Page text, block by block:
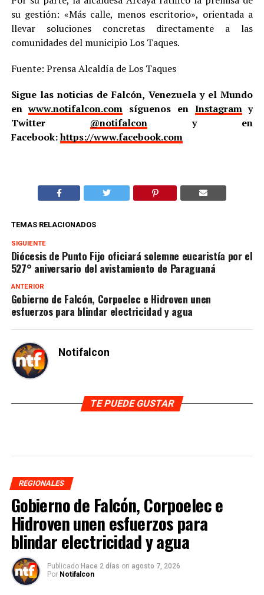
su gestión: «Más calle, menos escritorio», orientada a
llevar soluciones concretas directamente a las
comunidades del municipio Los Taques.
Fuente: Prensa Alcaldía de Los Taques
Sigue las noticias de Falcón, Venezuela y el Mundo
enwww.notifalcon.com síguenos en Instagramy
Twitter @notifalcony en
Facebook:https://www.facebook.com
TEMAS RELACIONADOS
SIGUIENTE
Diócesis de Punto Fijo oficiará solemne eucaristía por el
527° aniversario del avistamiento de Paraguaná
ANTERIOR
Gobierno de Falcón, Corpoelec e Hidroven unen
esfuerzos para blindar electricidad y agua
Notifalcon
TE PUEDE GUSTAR
REGIONALES
Gobierno de Falcón, Corpoelec e
Hidroven unen esfuerzos para
blindar electricidad y agua
Publicado Hace 2 días on agosto 7, 2026
Por Notifalcon